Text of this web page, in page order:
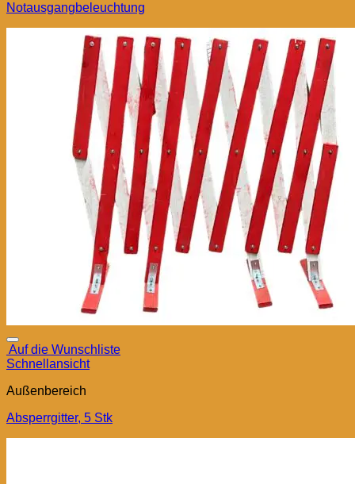
Notausgangbeleuchtung
Auf die Wunschliste
Schnellansicht
Außenbereich
Absperrgitter, 5 Stk